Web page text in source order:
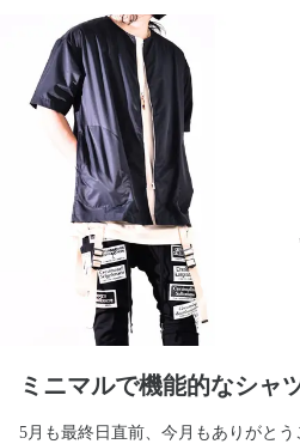
ミニマルで機能的なシャ
5月も最終日直前、今月もありがと